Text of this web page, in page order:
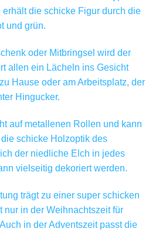
die schicke Figur durch die
und grün.
oder Mitbringsel wird der
allen ein Lächeln ins Gesicht
Hause oder am Arbeitsplatz, der
Hingucker.
auf metallenen Rollen und kann
schicke Holzoptik des
der niedliche Elch in jedes
vielseitig dekoriert werden.
trägt zu einer super schicken
nur in der Weihnachtszeit für
in der Adventszeit passt die